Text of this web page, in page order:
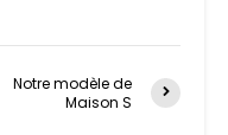
Notre modèle de
Maison S